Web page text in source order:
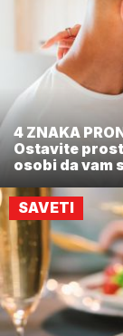
4 ZNAKA
Ostavite
osobi da vam
SAVETI